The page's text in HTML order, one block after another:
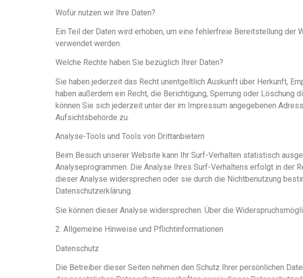
Wofür nutzen wir Ihre Daten?
Ein Teil der Daten wird erhoben, um eine fehlerfreie Bereitstellung
verwendet werden.
Welche Rechte haben Sie bezüglich Ihrer Daten?
Sie haben jederzeit das Recht unentgeltlich Auskunft über Herkunft,
haben außerdem ein Recht, die Berichtigung, Sperrung oder
können Sie sich jederzeit unter der im Impressum angegebenen
Aufsichtsbehörde zu.
Analyse-Tools und Tools von Drittanbietern
Beim Besuch unserer Website kann Ihr Surf-Verhalten statistisch
Analyseprogrammen. Die Analyse Ihres Surf-Verhaltens erfolgt in der
dieser Analyse widersprechen oder sie durch die Nichtbenutzung
Datenschutzerklärung.
Sie können dieser Analyse widersprechen. Über die
2. Allgemeine Hinweise und Pflichtinformationen
Datenschutz
Die Betreiber dieser Seiten nehmen den Schutz Ihrer persönlichen